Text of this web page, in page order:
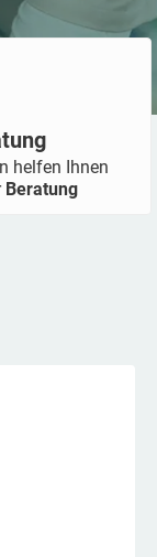
helfen Ihnen
Beratung